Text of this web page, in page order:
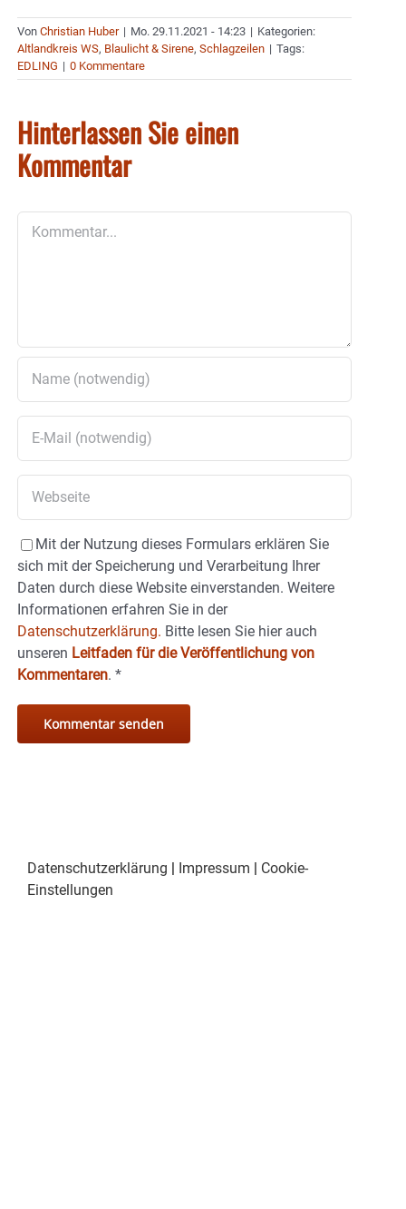
Von Christian Huber | Mo. 29.11.2021 - 14:23 | Kategorien:
Altlandkreis WS, Blaulicht & Sirene, Schlagzeilen | Tags:
EDLING | 0 Kommentare
Hinterlassen Sie einen
Kommentar
Mit der Nutzung dieses Formulars erklären Sie
sich mit der Speicherung und Verarbeitung Ihrer
Daten durch diese Website einverstanden. Weitere
Informationen erfahren Sie in der
Datenschutzerklärung. Bitte lesen Sie hier auch
unseren Leitfaden für die Veröffentlichung von
Kommentaren. *
Datenschutzerklärung | Impressum | Cookie-
Einstellungen